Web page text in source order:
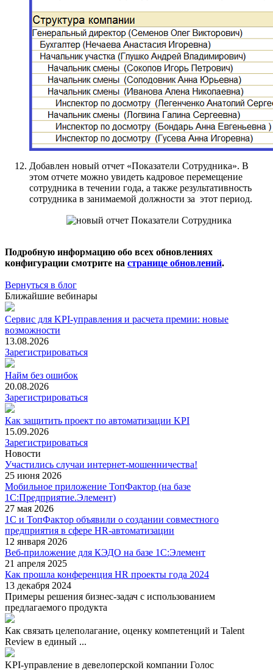
Добавлен новый отчет «Показатели Сотрудника». В
этом отчете можно увидеть кадровое перемещение
сотрудника в течении года, а также результативность
сотрудника в занимаемой должности за этот период.
Подробную информацию обо всех обновлениях
конфигурации смотрите на странице обновлений.
Вернуться в блог
Ближайшие вебинары
Сервис для KPI-управления и расчета премии: новые
возможности
13.08.2026
Зарегистрироваться
Найм без ошибок
20.08.2026
Зарегистрироваться
Как защитить проект по автоматизации KPI
15.09.2026
Зарегистрироваться
Новости
Участились случаи интернет-мошенничества!
25 июня 2026
Мобильное приложение ТопФактор (на базе
1С:Предприятие.Элемент)
27 мая 2026
1С и ТопФактор объявили о создании совместного
предприятия в сфере HR-автоматизации
12 января 2026
Веб-приложение для КЭДО на базе 1С:Элемент
21 апреля 2025
Как прошла конференция HR проекты года 2024
13 декабря 2024
Примеры решения бизнес-задач с использованием
предлагаемого продукта
Как связать целеполагание, оценку компетенций и Talent
Review в единый ...
KPI-управление в девелоперской компании Голос